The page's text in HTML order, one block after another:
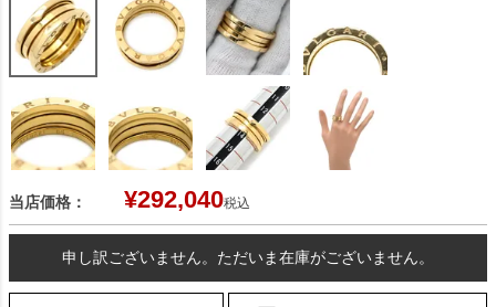
当店価格： ¥292,040税込
申し訳ございません。ただいま在庫がございません。